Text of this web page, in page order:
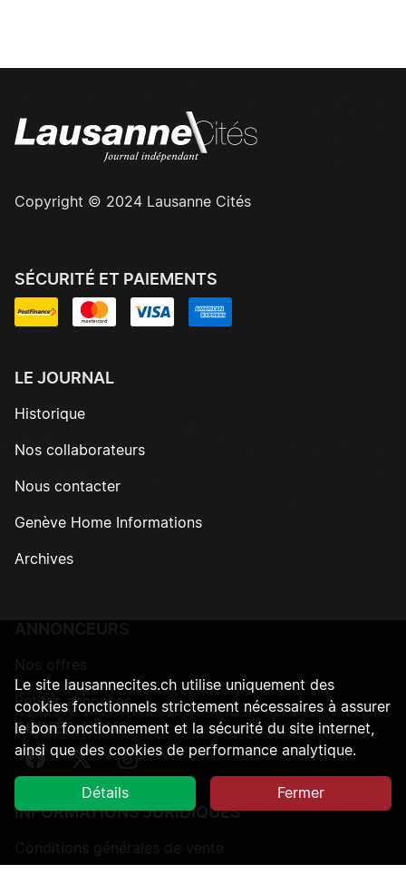
Copyright © 2024 Lausanne Cités
SÉCURITÉ ET PAIEMENTS
LE JOURNAL
Historique
Nos collaborateurs
Nous contacter
Genève Home Informations
Archives
Petites annonces
SUIVEZ-NOUS
Suivez-nous sur Facebook
Suivez-nous sur Twitter
Suivez-nous sur Instagram
INFORMATIONS JURIDIQUES
Le site lausannecites.ch utilise uniquement des
cookies fonctionnels strictement nécessaires à assurer
le bon fonctionnement et la sécurité du site internet,
ainsi que des cookies de performance analytique.
Détails Fermer